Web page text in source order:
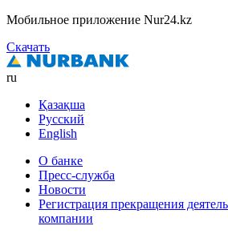
Мобильное приложение Nur24.kz
Скачать
ru
Қазақша
Русский
English
О банке
Пресс-служба
Новости
Регистрация прекращения
компании